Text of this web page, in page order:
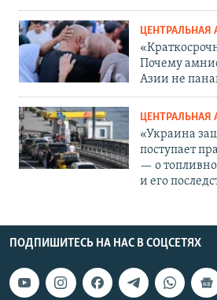
ЦЕНТРАЛЬНАЯ
Почему
Азии не
ЦЕНТРАЛЬНАЯ
«Украина
поступает
— о
и его
ПОДПИШИТЕСЬ НА НАС В СОЦСЕТЯХ